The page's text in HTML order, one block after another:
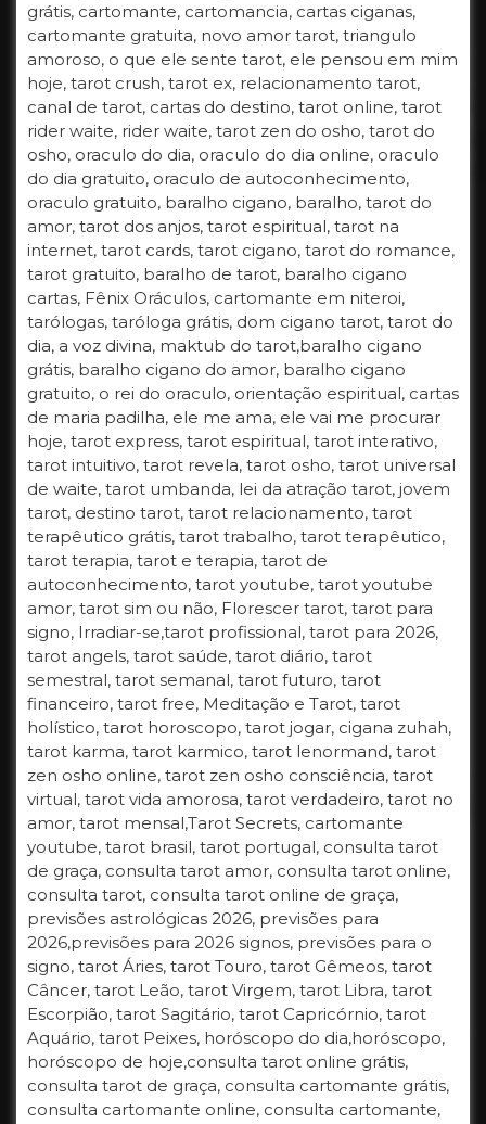
grátis, cartomante, cartomancia, cartas ciganas,
cartomante gratuita, novo amor tarot, triangulo
amoroso, o que ele sente tarot, ele pensou em mim
hoje, tarot crush, tarot ex, relacionamento tarot,
canal de tarot, cartas do destino, tarot online, tarot
rider waite, rider waite, tarot zen do osho, tarot do
osho, oraculo do dia, oraculo do dia online, oraculo
do dia gratuito, oraculo de autoconhecimento,
oraculo gratuito, baralho cigano, baralho, tarot do
amor, tarot dos anjos, tarot espiritual, tarot na
internet, tarot cards, tarot cigano, tarot do romance,
tarot gratuito, baralho de tarot, baralho cigano
cartas, Fênix Oráculos, cartomante em niteroi,
tarólogas, taróloga grátis, dom cigano tarot, tarot do
dia, a voz divina, maktub do tarot,baralho cigano
grátis, baralho cigano do amor, baralho cigano
gratuito, o rei do oraculo, orientação espiritual, cartas
de maria padilha, ele me ama, ele vai me procurar
hoje, tarot express, tarot espiritual, tarot interativo,
tarot intuitivo, tarot revela, tarot osho, tarot universal
de waite, tarot umbanda, lei da atração tarot, jovem
tarot, destino tarot, tarot relacionamento, tarot
terapêutico grátis, tarot trabalho, tarot terapêutico,
tarot terapia, tarot e terapia, tarot de
autoconhecimento, tarot youtube, tarot youtube
amor, tarot sim ou não, Florescer tarot, tarot para
signo, Irradiar-se,tarot profissional, tarot para 2026,
tarot angels, tarot saúde, tarot diário, tarot
semestral, tarot semanal, tarot futuro, tarot
financeiro, tarot free, Meditação e Tarot, tarot
holístico, tarot horoscopo, tarot jogar, cigana zuhah,
tarot karma, tarot karmico, tarot lenormand, tarot
zen osho online, tarot zen osho consciência, tarot
virtual, tarot vida amorosa, tarot verdadeiro, tarot no
amor, tarot mensal,Tarot Secrets, cartomante
youtube, tarot brasil, tarot portugal, consulta tarot
de graça, consulta tarot amor, consulta tarot online,
consulta tarot, consulta tarot online de graça,
previsões astrológicas 2026, previsões para
2026,previsões para 2026 signos, previsões para o
signo, tarot Áries, tarot Touro, tarot Gêmeos, tarot
Câncer, tarot Leão, tarot Virgem, tarot Libra, tarot
Escorpião, tarot Sagitário, tarot Capricórnio, tarot
Aquário, tarot Peixes, horóscopo do dia,horóscopo,
horóscopo de hoje,consulta tarot online grátis,
consulta tarot de graça, consulta cartomante grátis,
consulta cartomante online, consulta cartomante,